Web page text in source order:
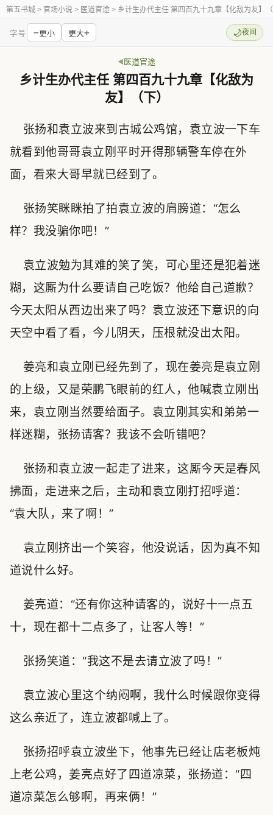
第五书城 > 官场小说 > 医道官途 > 乡计生办代主任 第四百九十九章【化敌为友】
字号 −更小 更大+ 🌙夜间
医道官途
乡计生办代主任 第四百九十九章【化敌为
友】（下）
张扬和袁立波来到古城公鸡馆，袁立波一下车
就看到他哥哥袁立刚平时开得那辆警车停在外
面，看来大哥早就已经到了。
张扬笑眯眯拍了拍袁立波的肩膀道：“怎么
样？我没骗你吧！”
袁立波勉为其难的笑了笑，可心里还是犯着迷
糊，这厮为什么要请自己吃饭？他给自己道歉？
今天太阳从西边出来了吗？袁立波还下意识的向
天空中看了看，今儿阴天，压根就没出太阳。
姜亮和袁立刚已经先到了，现在姜亮是袁立刚
的上级，又是荣鹏飞眼前的红人，他喊袁立刚出
来，袁立刚当然要给面子。袁立刚其实和弟弟一
样迷糊，张扬请客？我该不会听错吧？
张扬和袁立波一起走了进来，这厮今天是春风
拂面，走进来之后，主动和袁立刚打招呼道：
“袁大队，来了啊！”
袁立刚挤出一个笑容，他没说话，因为真不知
道说什么好。
姜亮道：“还有你这种请客的，说好十一点五
十，现在都十二点多了，让客人等！”
张扬笑道：“我这不是去请立波了吗！”
袁立波心里这个纳闷啊，我什么时候跟你变得
这么亲近了，连立波都喊上了。
张扬招呼袁立波坐下，他事先已经让店老板炖
上老公鸡，姜亮点好了四道凉菜，张扬道：“四
道凉菜怎么够啊，再来俩！”